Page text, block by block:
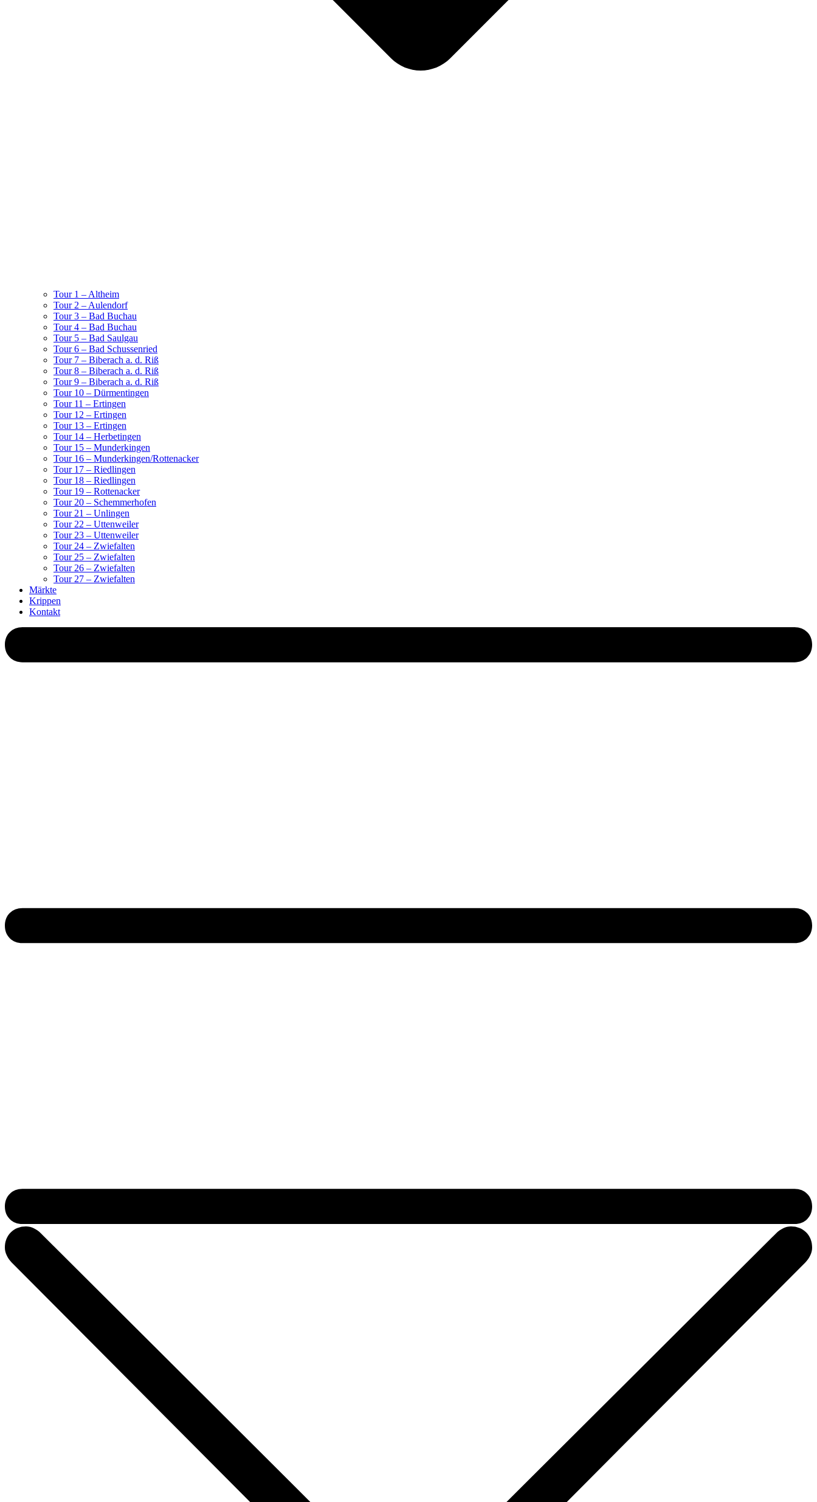
Tour 1 – Altheim
Tour 2 – Aulendorf
Tour 3 – Bad Buchau
Tour 4 – Bad Buchau
Tour 5 – Bad Saulgau
Tour 6 – Bad Schussenried
Tour 7 – Biberach a. d. Riß
Tour 8 – Biberach a. d. Riß
Tour 9 – Biberach a. d. Riß
Tour 10 – Dürmentingen
Tour 11 – Ertingen
Tour 12 – Ertingen
Tour 13 – Ertingen
Tour 14 – Herbetingen
Tour 15 – Munderkingen
Tour 16 – Munderkingen/Rottenacker
Tour 17 – Riedlingen
Tour 18 – Riedlingen
Tour 19 – Rottenacker
Tour 20 – Schemmerhofen
Tour 21 – Unlingen
Tour 22 – Uttenweiler
Tour 23 – Uttenweiler
Tour 24 – Zwiefalten
Tour 25 – Zwiefalten
Tour 26 – Zwiefalten
Tour 27 – Zwiefalten
Märkte
Krippen
Kontakt